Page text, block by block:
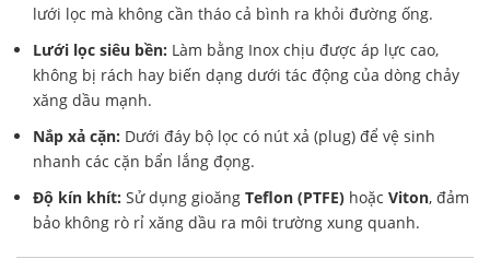
lưới lọc mà không cần tháo cả bình ra khỏi đường ống.
Lưới lọc siêu bền: Làm bằng Inox chịu được áp lực cao,
không bị rách hay biến dạng dưới tác động của dòng chảy
xăng dầu mạnh.
Nắp xả cặn: Dưới đáy bộ lọc có nút xả (plug) để vệ sinh
nhanh các cặn bẩn lắng đọng.
Độ kín khít: Sử dụng gioăng Teflon (PTFE) hoặc Viton, đảm
bảo không rò rỉ xăng dầu ra môi trường xung quanh.